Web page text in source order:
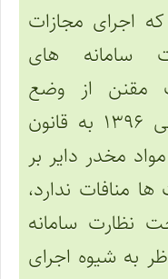
که اجرای مجازات
های
مقنن از وضع
تبصره ماده ۴۵ الحاقی ۱۳۹۶ به قانون
مخدر دایر بر
منافات ندارد،
نظارت سامانه
به شیوه اجرای